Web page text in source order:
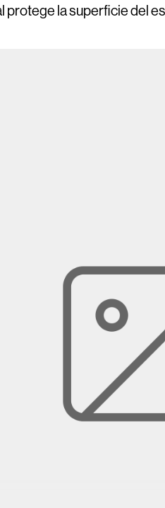
protege la superficie del